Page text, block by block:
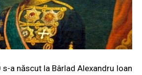
a născut la Bârlad Alexandru Ioan